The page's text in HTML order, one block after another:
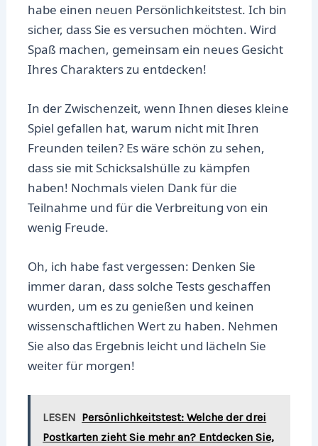
habe einen neuen Persönlichkeitstest. Ich bin
sicher, dass Sie es versuchen möchten. Wird
Spaß machen, gemeinsam ein neues Gesicht
Ihres Charakters zu entdecken!
In der Zwischenzeit, wenn Ihnen dieses kleine
Spiel gefallen hat, warum nicht mit Ihren
Freunden teilen? Es wäre schön zu sehen,
dass sie mit Schicksalshülle zu kämpfen
haben! Nochmals vielen Dank für die
Teilnahme und für die Verbreitung von ein
wenig Freude.
Oh, ich habe fast vergessen: Denken Sie
immer daran, dass solche Tests geschaffen
wurden, um es zu genießen und keinen
wissenschaftlichen Wert zu haben. Nehmen
Sie also das Ergebnis leicht und lächeln Sie
weiter für morgen!
LESEN Persönlichkeitstest: Welche der drei
Postkarten zieht Sie mehr an? Entdecken Sie,